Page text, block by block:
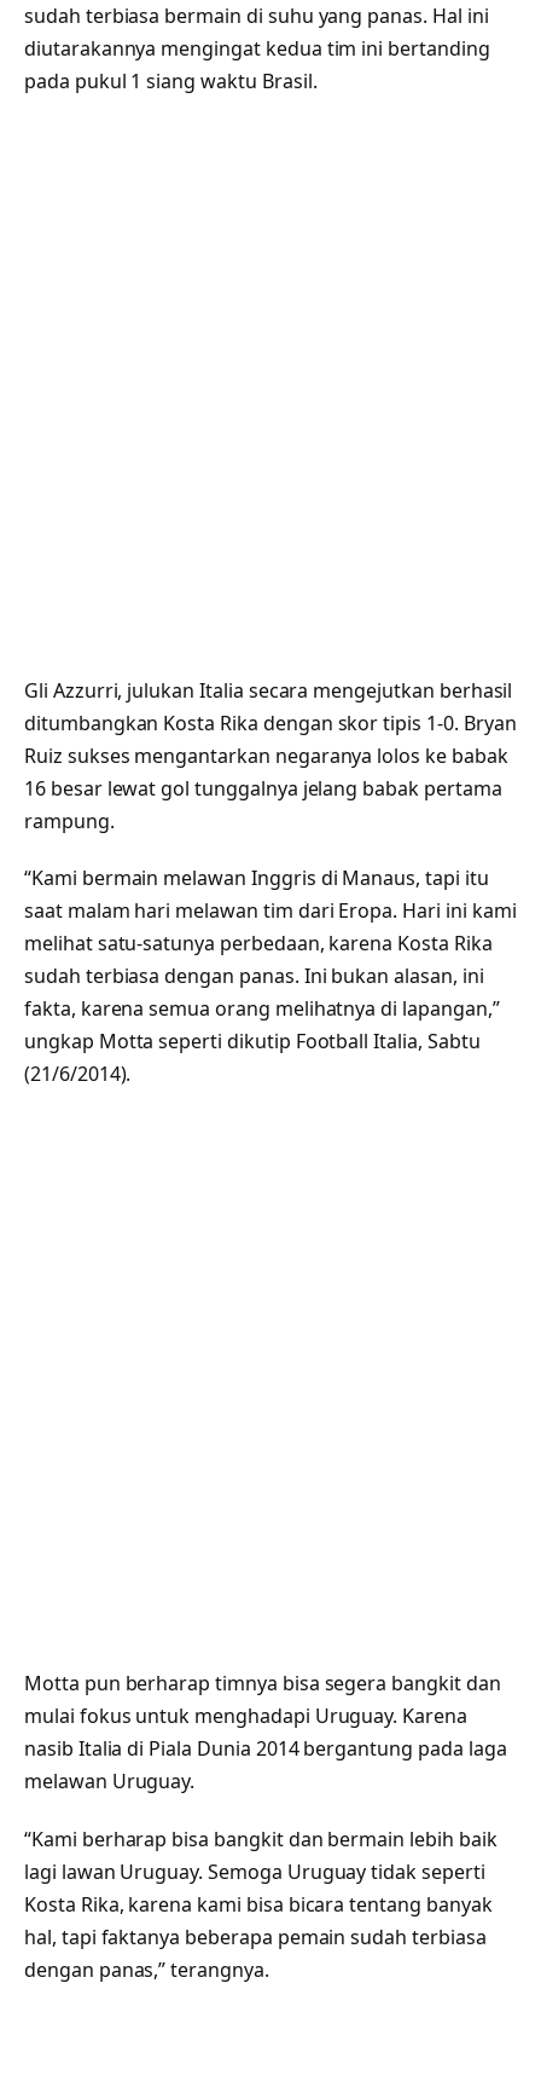
sudah terbiasa bermain di suhu yang panas. Hal ini
diutarakannya mengingat kedua tim ini bertanding
pada pukul 1 siang waktu Brasil.
Gli Azzurri, julukan Italia secara mengejutkan berhasil
ditumbangkan Kosta Rika dengan skor tipis 1-0. Bryan
Ruiz sukses mengantarkan negaranya lolos ke babak
16 besar lewat gol tunggalnya jelang babak pertama
rampung.
“Kami bermain melawan Inggris di Manaus, tapi itu
saat malam hari melawan tim dari Eropa. Hari ini kami
melihat satu-satunya perbedaan, karena Kosta Rika
sudah terbiasa dengan panas. Ini bukan alasan, ini
fakta, karena semua orang melihatnya di lapangan,”
ungkap Motta seperti dikutip Football Italia, Sabtu
(21/6/2014).
Motta pun berharap timnya bisa segera bangkit dan
mulai fokus untuk menghadapi Uruguay. Karena
nasib Italia di Piala Dunia 2014 bergantung pada laga
melawan Uruguay.
“Kami berharap bisa bangkit dan bermain lebih baik
lagi lawan Uruguay. Semoga Uruguay tidak seperti
Kosta Rika, karena kami bisa bicara tentang banyak
hal, tapi faktanya beberapa pemain sudah terbiasa
dengan panas,” terangnya.